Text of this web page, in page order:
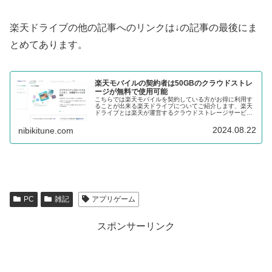
楽天ドライブの他の記事へのリンクは↓の記事の最後にま
とめてあります。
楽天モバイルの契約者は50GBのクラウドストレ
ージが無料で使用可能
こちらでは楽天モバイルを契約している方がお得に利用す
ることが出来る楽天ドライブについてご紹介します、楽天
ドライブとは楽天が運営するクラウドストレージサービス
ブを50GB無料で使用することが出来るんです。
nibikitune.com 2024.08.22
PC 雑記 アプリゲーム
スポンサーリンク